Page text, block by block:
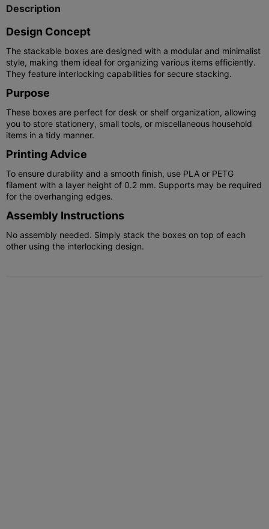
Description
Design Concept
The stackable boxes are designed with a modular and minimalist
style, making them ideal for organizing various items efficiently.
They feature interlocking capabilities for secure stacking.
Purpose
These boxes are perfect for desk or shelf organization, allowing
you to store stationery, small tools, or miscellaneous household
items in a tidy manner.
Printing Advice
To ensure durability and a smooth finish, use PLA or PETG
filament with a layer height of 0.2 mm. Supports may be required
for the overhanging edges.
Assembly Instructions
No assembly needed. Simply stack the boxes on top of each
other using the interlocking design.